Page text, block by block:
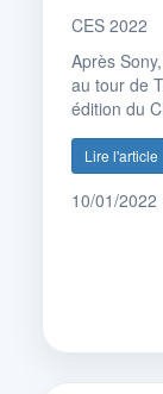
CES 2022
Après
au tour de
édition du
Lire l'article
10/01/2022